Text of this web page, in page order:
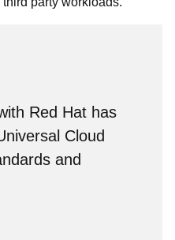
Red Hat has
Cloud
and